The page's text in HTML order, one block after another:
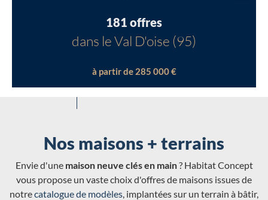
181 offres
dans le Val D'oise (95)
à partir de 285 000 €
Nos maisons + terrains
Envie d'une maison neuve clés en main? Habitat Concept
vous propose un vaste choix d'offres de maisons issues de
notrecatalogue de modèles, implantées sur un terrain à bâtir,